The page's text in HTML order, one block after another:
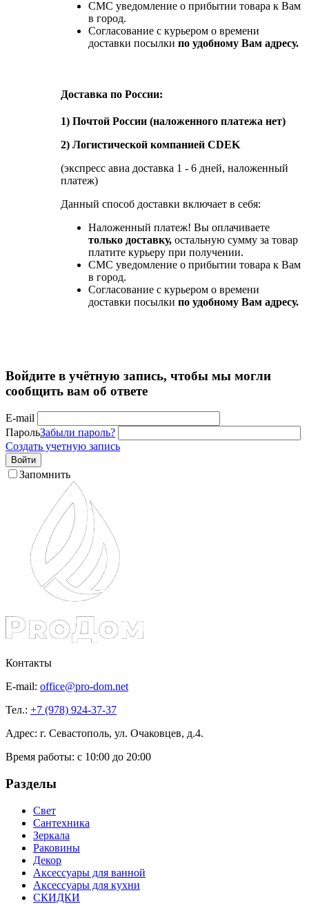
СМС уведомление о прибытии товара к Вам
в город.
Согласование с курьером о времени
доставки посылки по удобному Вам адресу.
Доставка по России:
1) Почтой России (наложенного платежа нет)
2) Логистической компанией CDEK
(экспресс авиа доставка 1 - 6 дней, наложенный
платеж)
Данный способ доставки включает в себя:
Наложенный платеж! Вы оплачиваете
только доставку, остальную сумму за товар
платите курьеру при получении.
СМС уведомление о прибытии товара к Вам
в город.
Согласование с курьером о времени
доставки посылки по удобному Вам адресу.
Войдите в учётную запись, чтобы мы могли
сообщить вам об ответе
E-mail
ПарольЗабыли пароль?
Создать учетную запись
Войти
Запомнить
Контакты
E-mail: office@pro-dom.net
Тел.: +7 (978) 924-37-37
Адрес: г. Севастополь, ул. Очаковцев, д.4.
Время работы: с 10:00 до 20:00
Разделы
Свет
Сантехника
Зеркала
Раковины
Декор
Аксессуары для ванной
Аксессуары для кухни
СКИДКИ